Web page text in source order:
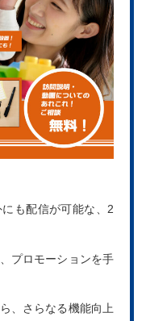
も配信が可能な、2
プロモーションを手
、さらなる機能向上